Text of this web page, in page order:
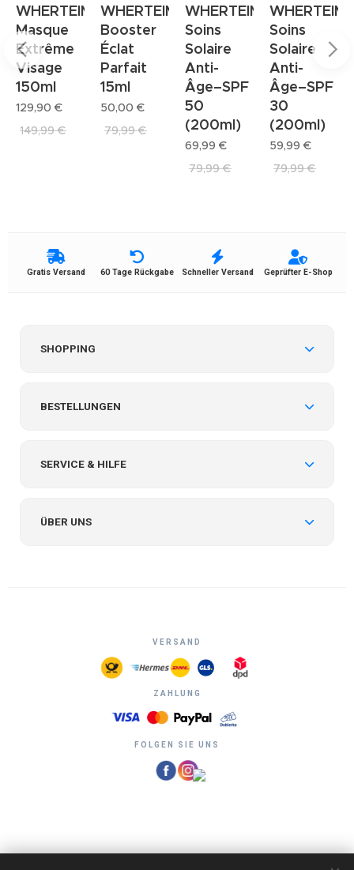
WHERTEIMAR
Masque
Extrême
Visage
150ml
129,90 €
149,99€
WHERTEIMAR
Booster
Éclat
Parfait
15ml
50,00 €
79,99€
WHERTEIMAR
Soins
Solaire
Anti-
Âge–SPF
50
(200ml)
69,99 €
79,99€
Soins
Solaire
Anti-
Âge–SPF
30
(200ml)
59,99 €
79,99€
Gratis Versand 60 Tage Rückgabe Schneller Versand Geprüfter E-Shop
SHOPPING
BESTELLUNGEN
SERVICE & HILFE
ÜBER UNS
VERSAND
ZAHLUNG
FOLGEN SIE UNS